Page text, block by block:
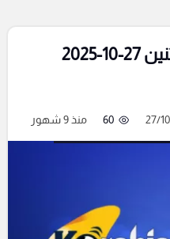
مواعيد مباريات اليوم الإثنين 27-10-2025
60 منذ 9 شهور